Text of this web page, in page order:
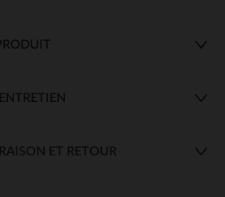
ET RETOUR